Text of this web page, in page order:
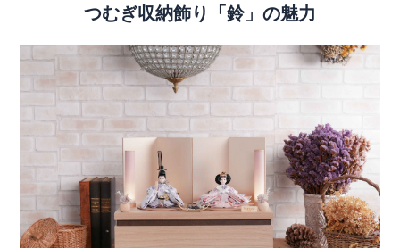
つむぎ収納飾り「鈴」の魅力